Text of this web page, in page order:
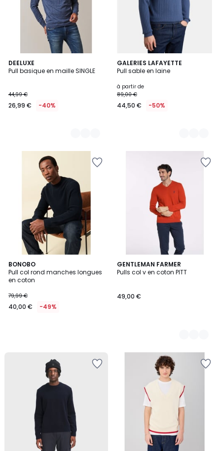
DEELUXE
Pull basique en maille SINGLE
44,99 €
26,99 € -40%
2
Couleurs
GALERIES LAFAYETTE
Pull sable en laine
à partir de
89,00 €
44,50 € -50%
6
Couleurs
BONOBO
Pull col rond manches longues
en coton
79,99 €
40,00 € -49%
GENTLEMAN FARMER
Pulls col v en coton PITT
49,00 €
6
Couleurs